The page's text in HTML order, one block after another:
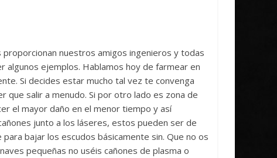
nuestros amigos ingenieros y todas
algunos ejemplos. Hablamos hoy de farmear en
Si decides estar mucho tal vez te convenga
que salir a menudo. Si por otro lado es zona de
el mayor daño en el menor tiempo y así
junto a los láseres, estos pueden ser de
bajar los escudos básicamente sin. Que no os
pequeñas no uséis cañones de plasma o